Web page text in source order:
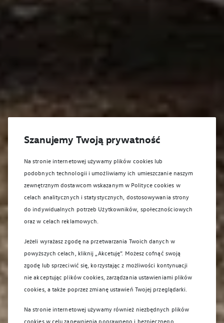
Szanujemy Twoją prywatność
Na stronie internetowej używamy plików cookies lub
podobnych technologii i umożliwiamy ich umieszczanie naszym
zewnętrznym dostawcom wskazanym w Polityce cookies w
celach analitycznych i statystycznych, dostosowywania strony
do indywidualnych potrzeb Użytkowników, społecznościowych
oraz w celach reklamowych.
Jeżeli wyrażasz zgodę na przetwarzania Twoich danych w
powyższych celach, kliknij „Akcetuję”. Możesz cofnąć swoją
zgodę lub sprzeciwić się, korzystając z możliwości kontynuacji
nie akceptując plików cookies, zarządzania ustawieniami plików
cookies, a także poprzez zmianę ustawień Twojej przeglądarki.
Na stronie internetowej używamy również niezbędnych plików
cookies w celu zapewnienia poprawnego i bezpiecznego